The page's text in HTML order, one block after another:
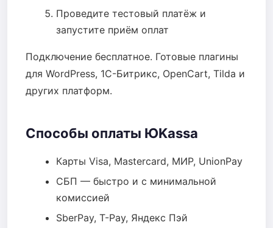
Проведите тестовый платёж и
запустите приём оплат
Подключение бесплатное. Готовые плагины
для WordPress, 1С-Битрикс, OpenCart, Tilda и
других платформ.
Способы оплаты ЮKassa
Карты Visa, Mastercard, МИР, UnionPay
СБП — быстро и с минимальной
комиссией
SberPay, T-Pay, Яндекс Пэй